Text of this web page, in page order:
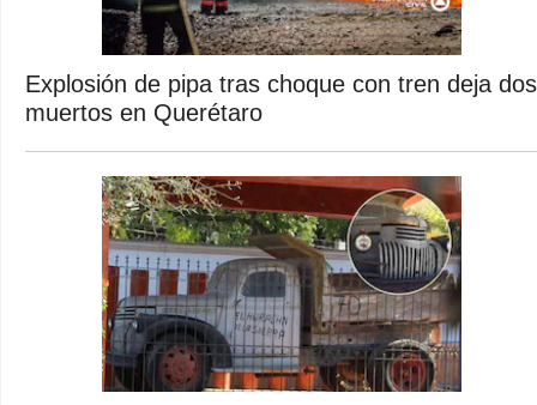
Explosión de pipa tras choque con tren deja dos
muertos en Querétaro